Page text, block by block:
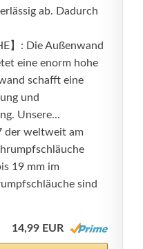
ab. Dadurch
】: Die Außenwand
eine enorm hohe
schafft eine
und
Unsere...
der weltweit am
19 mm im
sind
14,99 EUR